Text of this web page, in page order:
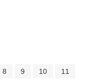
8 9 10
11